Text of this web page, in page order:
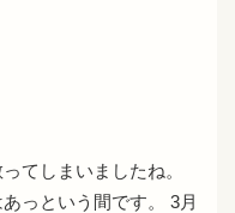
てしまいましたね。
っという間です。 3月